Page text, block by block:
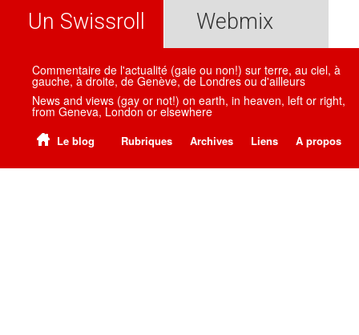
Un Swissroll Webmix
Commentaire de l'actualité (gaie ou non!) sur terre, au ciel, à
gauche, à droite, de Genève, de Londres ou d'ailleurs
News and views (gay or not!) on earth, in heaven, left or right,
from Geneva, London or elsewhere
Le blog Rubriques Archives Liens A propos